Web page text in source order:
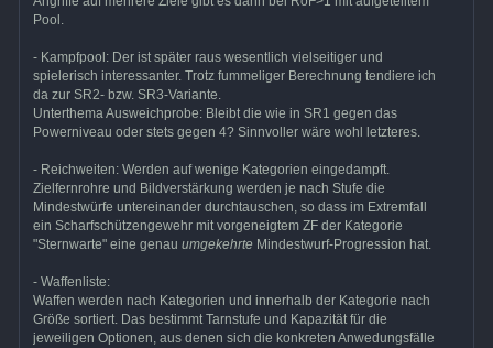
Pool.
- Kampfpool: Der ist später raus wesentlich vielseitiger und
spielerisch interessanter. Trotz fummeliger Berechnung tendiere ich
da zur SR2- bzw. SR3-Variante.
Unterthema Ausweichprobe: Bleibt die wie in SR1 gegen das
Powerniveau oder stets gegen 4? Sinnvoller wäre wohl letzteres.
- Reichweiten: Werden auf wenige Kategorien eingedampft.
Zielfernrohre und Bildverstärkung werden je nach Stufe die
Mindestwürfe untereinander durchtauschen, so dass im Extremfall
ein Scharfschützengewehr mit vorgeneigtem ZF der Kategorie
"Sternwarte" eine genau umgekehrteMindestwurf-Progression hat.
- Waffenliste:
Waffen werden nach Kategorien und innerhalb der Kategorie nach
Größe sortiert. Das bestimmt Tarnstufe und Kapazität für die
jeweiligen Optionen, aus denen sich die konkreten Anwedungsfälle